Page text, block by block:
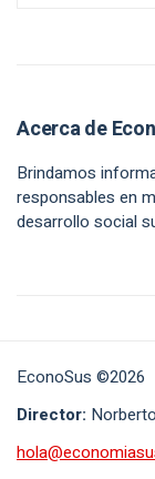
Acerca de
Brindamos
responsables en
desarrollo social
EconoSus ©2026
Director: